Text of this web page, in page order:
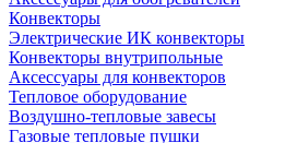
Конвекторы
Электрические ИК конвекторы
Конвекторы внутрипольные
Аксессуары для конвекторов
Тепловое оборудование
Воздушно-тепловые завесы
Газовые тепловые пушки